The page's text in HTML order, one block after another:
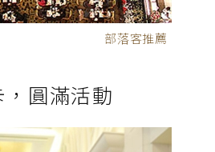
部落客推薦
圓滿活動